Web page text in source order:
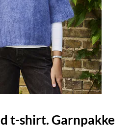
t-shirt. Garnpakke